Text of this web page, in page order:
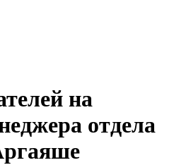
на
отдела